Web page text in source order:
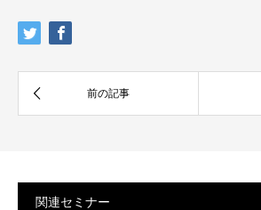
関連セミナー